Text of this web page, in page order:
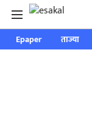
Epaper ताज्या